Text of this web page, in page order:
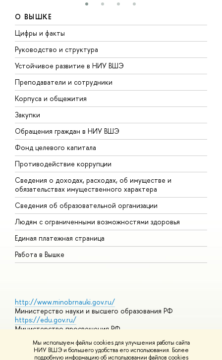
Мы используем файлы cookies для улучшения работы сайта
НИУ ВШЭ и большего удобства его использования. Более
подробную информацию об использовании файлов cookies
О ВЫШКЕ
Цифры и факты
Руководство и структура
Устойчивое развитие в НИУ ВШЭ
Преподаватели и сотрудники
Корпуса и общежития
Закупки
Обращения граждан в НИУ ВШЭ
Фонд целевого капитала
Противодействие коррупции
Сведения о доходах, расходах, об имуществе и
обязательствах имущественного характера
Сведения об образовательной организации
Людям с ограниченными возможностями здоровья
Единая платежная страница
Работа в Вышке
http://www.minobrnauki.gov.ru/
Министерство науки и высшего образования РФ
https://edu.gov.ru/
Министерство просвещения РФ
https://elearning.hse.ru/mooc
Массовые открытые онлайн-курсы